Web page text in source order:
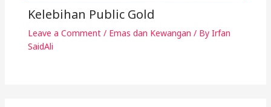
Kelebihan Public Gold
Leave a Comment / Emas dan Kewangan / By Irfan
SaidAli